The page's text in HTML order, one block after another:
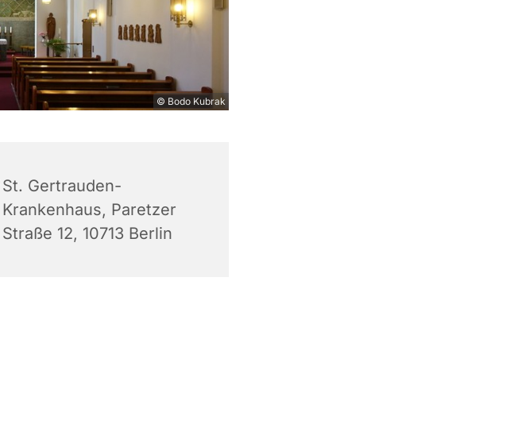
© Bodo Kubrak
St. Gertrauden-
Krankenhaus, Paretzer
Straße 12, 10713 Berlin